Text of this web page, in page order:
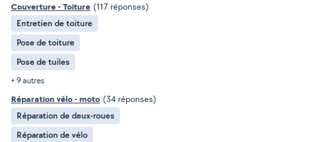
Couverture - Toiture (117 réponses)
Entretien de toiture
Pose de toiture
Pose de tuiles
+ 9 autres
Réparation vélo - moto (34 réponses)
Réparation de deux-roues
Réparation de vélo